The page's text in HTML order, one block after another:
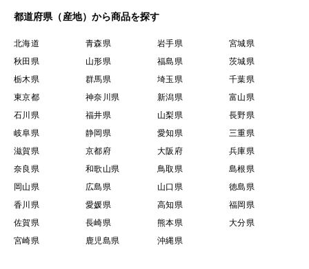
【ご依頼主様へのお願い】
お届け先情報入力の際、送り主と送り先が異なる場合は
必ず「ギフト・贈り物」を選択して下さい。
「ご自宅」を選択されておりますと送り主は株式会社篤
農となります。
お届け先が別の場合は購入者の情報は自動で記載されま
せん。ご注意のほどよろしくお願いいたします。
都道府県（産地）から商品を探す
北海道 青森県 岩手県
宮城県
秋田県
山形県 福島県
茨城県
栃木県
群馬県 埼玉県
千葉県
東京都
神奈川県 新潟県
富山県
石川県
福井県 山梨県
長野県
岐阜県
静岡県 愛知県
三重県
滋賀県
京都府 大阪府
兵庫県
奈良県
和歌山県 鳥取県
島根県
岡山県
広島県 山口県
徳島県
香川県
愛媛県 高知県
福岡県
佐賀県
長崎県 熊本県
大分県
宮崎県
鹿児島県 沖縄県